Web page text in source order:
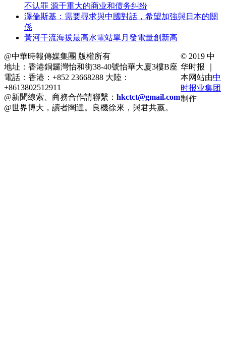
不认罪 源于重大的商业和债务纠纷
澤倫斯基：需要尋求與中國對話，希望加強與日本的關
係
黃河干流海拔最高水電站單月發電量創新高
@中華時報傳媒集團 版權所有
地址：香港銅鑼灣怡和街38-40號怡華大廈3樓B座
電話：香港：+852 23668288 大陸：
+8613802512911
@新聞線索、商務合作請聯繫： hkctct@gmail.com
@世界博大，讀者闊達。良機徐來，與君共嬴。
© 2019 中
华时报 ｜
本网站由中
时报业集团
制作